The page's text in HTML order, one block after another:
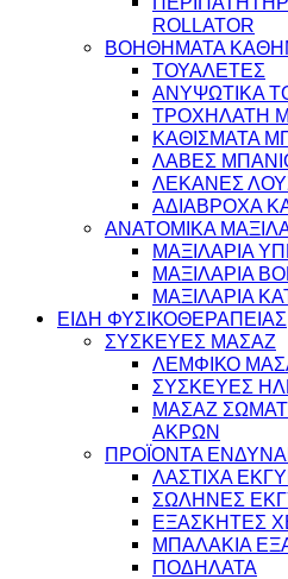
ROLLATOR
ΒΟΗΘΗΜΑΤΑ
ΤΟΥΑΛΕΤΕΣ
ΑΝΥΨΩΤΙΚΑ
ΤΡΟΧΗΛΑΤΗ
ΚΑΘΙΣΜΑΤΑ
ΛΑΒΕΣ
ΛΕΚΑΝΕΣ
ΑΔΙΑΒΡΟΧΑ
ΑΝΑΤΟΜΙΚΑ
ΜΑΞΙΛΑΡΙΑ
ΜΑΞΙΛΑΡΙΑ
ΜΑΞΙΛΑΡΙΑ
ΕΙΔΗ ΦΥΣΙΚΟΘΕΡΑΠΕΙΑΣ
ΣΥΣΚΕΥΕΣ ΜΑΣΑΖ
ΛΕΜΦΙΚΟ
ΣΥΣΚΕΥΕΣ
ΜΑΣΑΖ
ΑΚΡΩΝ
ΠΡΟΪΟΝΤΑ
ΛΑΣΤΙΧΑ
ΣΩΛΗΝΕΣ
ΕΞΑΣΚΗΤΕΣ
ΜΠΑΛΑΚΙΑ
ΠΟΔΗΛΑΤΑ